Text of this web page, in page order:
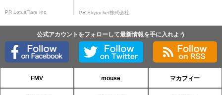
PR LotusFlare Inc PR Skyrocket株式会社
公式アカウントをフォローして最新情報を手に入れよう
FMV mouse マカフィー